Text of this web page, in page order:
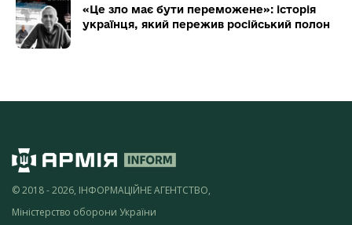
«Це зло має бути переможене»: історія
українця, який пережив російський полон
© 2018 - 2026, ІНФОРМАЦІЙНЕ АГЕНТСТВО,
Міністерство оборони України